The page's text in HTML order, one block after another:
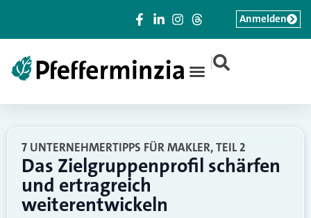
|
Anmelden
7 UNTERNEHMERTIPPS FÜR MAKLER, TEIL 2
Das Zielgruppenprofil schärfen
und ertragreich
weiterentwickeln